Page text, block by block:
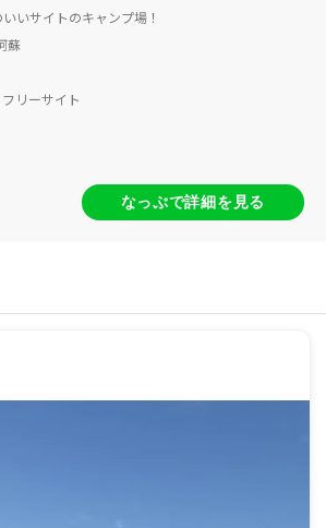
いサイトのキャンプ場！
蘇
リーサイト
なっぷで詳細を見る